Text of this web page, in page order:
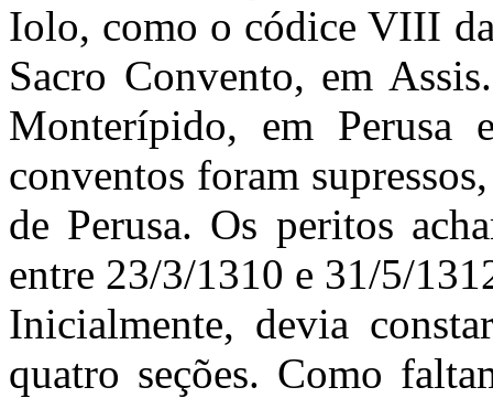
Iolo, como o códice VIII
Sacro Convento, em
Monterípido, em
conventos foram
de Perusa. Os peritos
entre 23/3/1310 e 31/5/
Inicialmente, devia
quatro seções. Como